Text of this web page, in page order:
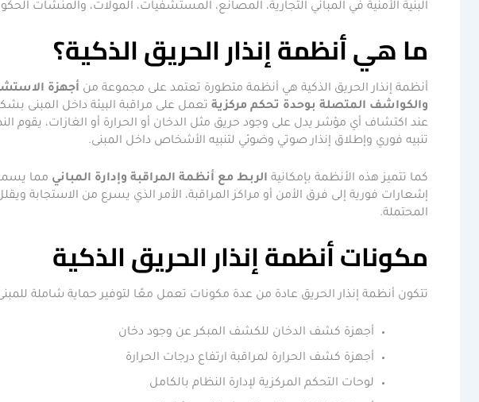
البنية الأمنية في المباني التجارية، المصانع، المستشفيات، المولات، والمنشآت
ما هي أنظمة إنذار الحريق الذكية؟
أنظمة إنذار الحريق الذكية هي أنظمة متطورة تعتمد على مجموعة من أجهزة
والكواشف المتصلة بوحدة تحكم مركزية تعمل على مراقبة البيئة داخل المبنى
عند اكتشاف أي مؤشر يدل على وجود حريق مثل الدخان أو الحرارة أو الغازات، يقوم
تنبيه فوري وإطلاق إنذار صوتي وضوئي لتنبيه الأشخاص داخل المبنى.
كما تتميز هذه الأنظمة بإمكانية الربط مع أنظمة المراقبة وإدارة المباني مما
إشعارات فورية إلى فرق الأمن أو مراكز المراقبة، الأمر الذي يسرع من الاستجابة
المحتملة.
مكونات أنظمة إنذار الحريق الذكية
تتكون أنظمة إنذار الحريق عادة من عدة مكونات تعمل معًا لتوفير حماية شاملة
أجهزة كشف الدخان للكشف المبكر عن وجود دخان
أجهزة كشف الحرارة لمراقبة ارتفاع درجات الحرارة
لوحات التحكم المركزية لإدارة النظام بالكامل